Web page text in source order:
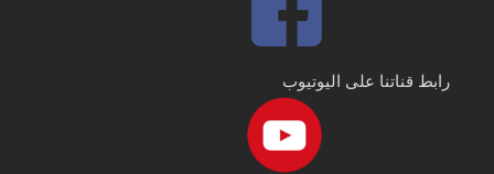
رابط قناتنا على اليوتيوب